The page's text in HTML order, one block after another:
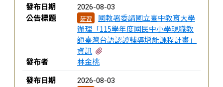
發布日期
2026-08-03
公告標題 研習
國教署委請國立臺中教育大學
辦理「115學年度國民中小學現職教
師臺灣台語認證輔導增能課程計畫」
資訊
發布者
林金桃
發布日期
2026-08-03